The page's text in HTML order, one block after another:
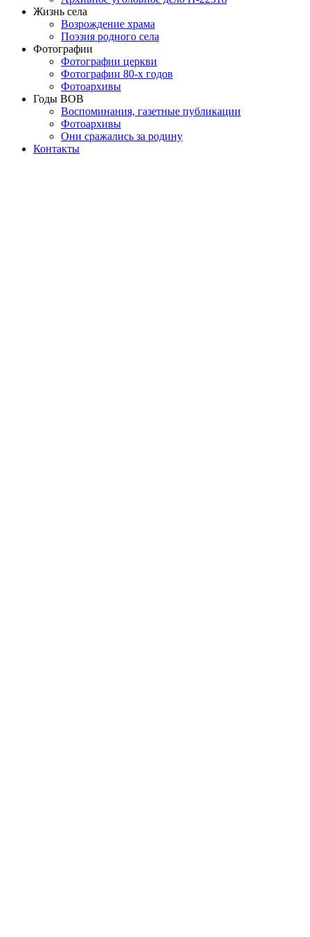
Жизнь села
Возрождение храма
Поэзия родного села
Фотографии
Фотографии церкви
Фотографии 80-х годов
Фотоархивы
Годы ВОВ
Воспоминания, газетные публикации
Фотоархивы
Они сражались за родину
Контакты